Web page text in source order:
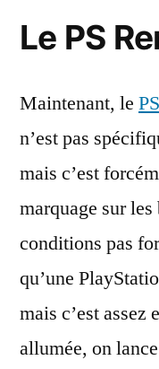
Le PS
Maintenant, le
n’est pas
mais c’est
marquage sur les
conditions pas
qu’une
mais c’est
allumée, on